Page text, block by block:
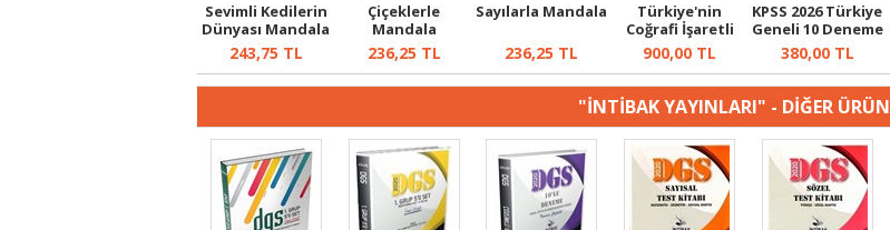
Sevimli Kedilerin
Dünyası Mandala
243,75 TL
Çiçeklerle
Mandala
236,25 TL
Sayılarla Mandala
236,25 TL
Türkiye'nin
Coğrafi İşaretli
Gastronomik...
900,00 TL
KPSS 2026 Türkiye
Geneli 10 Deneme
Kolay...
380,00TL
"İNTİBAK YAYINLARI" - DİĞER